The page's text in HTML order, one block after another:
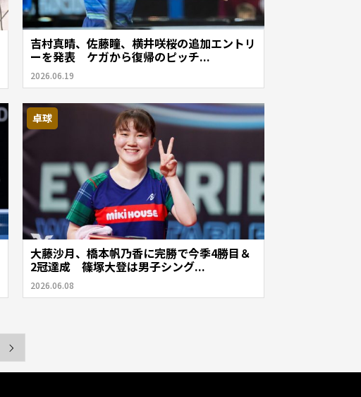
吉村真晴、佐藤瞳、横井咲桜の追加エントリ
ーを発表 ケガから復帰のピッチ...
2026.06.19
卓球
大藤沙月、橋本帆乃香に完勝で今季4勝目＆
2冠達成 篠塚大登は男子シング...
2026.06.08
